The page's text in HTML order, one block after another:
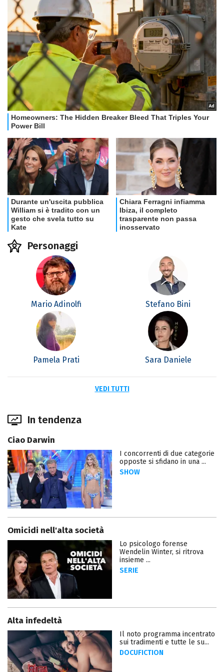
Personaggi
Mario Adinolfi Stefano Bini
Pamela Prati Sara Daniele
VEDI TUTTI
In tendenza
Ciao Darwin
I concorrenti di due categorie
opposte si sfidano in una ...
SHOW
Omicidi nell'alta società
Lo psicologo forense
Wendelin Winter, si ritrova
insieme ...
SERIE
Alta infedeltà
Il noto programma incentrato
sui tradimenti e tutte le su...
DOCUFICTION